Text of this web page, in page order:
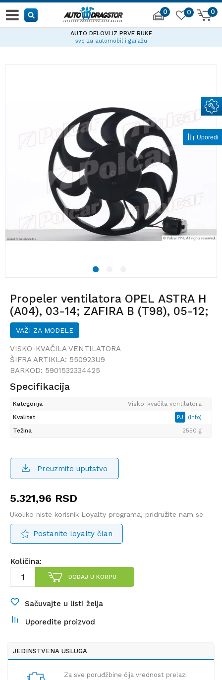
0 0
0
AUTO DELOVI IZ PRVE RUKE
sve za automobil i garažu
1
Propeler ventilatora OPEL ASTRA H
(A04), 03-14; ZAFIRA B (T98), 05-12;
VAŽI ZA MODELE
VISKO-KVAČILA VENTILATORA
ŠIFRA ARTIKLA: 550923U9
BARKOD: 5901532334425
Specifikacija
Kategorija
Visko-kvačila ventilatora
Kvalitet
PJ (Info)
Težina 2550 g
Preuzmite uputstvo
5.321,96 RSD
Ukoliko niste korisnik Loyalty programa, pridružite nam se
Postanite loyalty član
Količina:
DODAJ U KORPU
Sačuvajte u listi želja
Uporedite proizvod
JEDINSTVENA USLUGA
Za sve poruđžbine čija vrednost prelazi
Uporedi